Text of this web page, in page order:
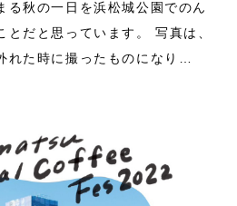
る秋の一日を浜松城公園でのん
とだと思っています。 写真は、
れた時に撮ったものになり…